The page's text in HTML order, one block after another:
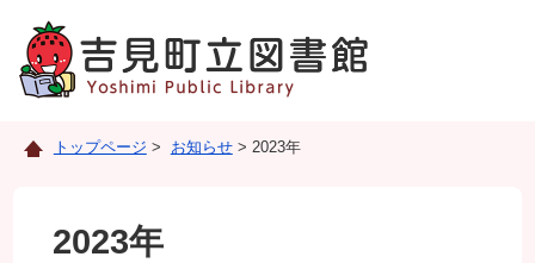
トップページ > お知らせ> 2023年
2023年